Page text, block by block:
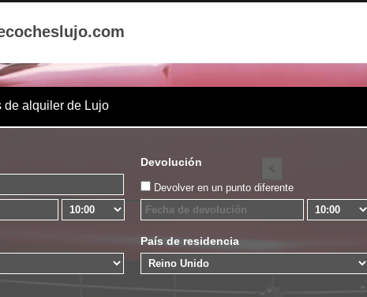
de alquiler de Lujo
Devolución
Devolver en un punto diferente
País de residencia